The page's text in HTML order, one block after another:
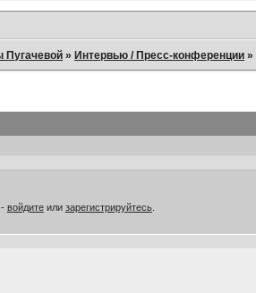
Пугачевой »Интервью / Пресс-конференции »
войдитеили зарегистрируйтесь.